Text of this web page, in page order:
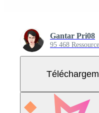
Gantar Pri08
95 468